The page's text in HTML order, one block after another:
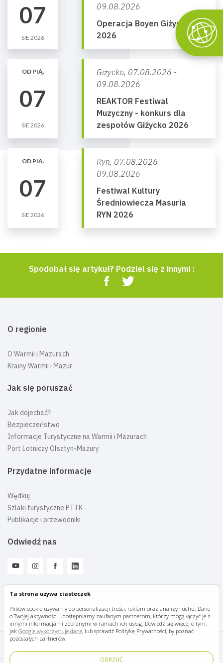
Ta strona używa ciasteczek
Plików cookie używamy do personalizacji treści, reklam oraz analizy ruchu. Dane
o Twojej aktywności udostępniamy zaufanym partnerom, którzy mogą łączyć je z
innymi informacjami zebranymi w ramach ich usług. Dowiedz się więcej o tym,
jak Google wykorzystuje dane, lub sprawdź Politykę Prywatności, by poznać
pozostałych partnerów.
ODRZUĆ
07
SIE 2026
09.08.2026
Operacja Boyen Giżycko
2026
OD PIĄ.
07
SIE 2026
Giżycko, 07.08.2026 -
09.08.2026
REAKTOR Festiwal
Muzyczny - konkurs dla
zespołów Giżycko 2026
OD PIĄ.
07
SIE 2026
Ryn, 07.08.2026 -
09.08.2026
Festiwal Kultury
Średniowiecza Masuria
RYN 2026
Spodobał się artykuł? Podziel się z innymi :
O regionie
O Warmii i Mazurach
Krainy Warmii i Mazur
Jak się poruszać
Jak dojechać?
Bezpieczeństwo
Informacje Turystyczne na Warmii i Mazurach
Port Lotniczy Olsztyn-Mazury
Przydatne informacje
Wędkuj
Szlaki turystyczne PTTK
Publikacje i przewodniki
Odwiedź nas
Mazury Travel © 2026
Polityka prywatności